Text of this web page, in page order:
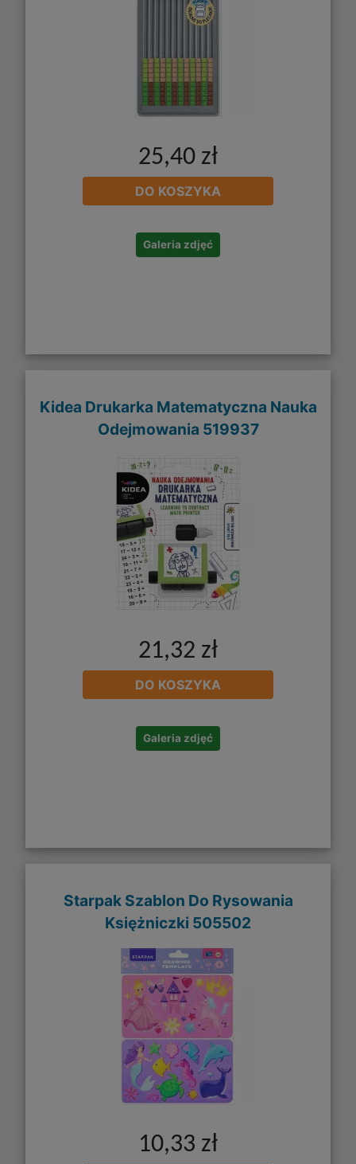
25,40 zł
DO KOSZYKA
Galeria zdjęć
Kidea Drukarka Matematyczna Nauka
Odejmowania 519937
21,32 zł
DO KOSZYKA
Galeria zdjęć
Starpak Szablon Do Rysowania
Księżniczki 505502
10,33 zł